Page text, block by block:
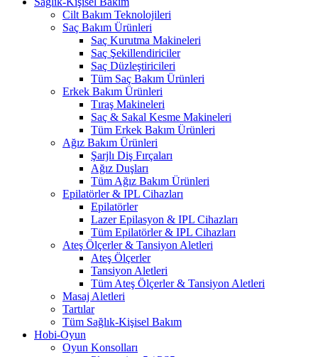
Cilt Bakım Teknolojileri
Saç Bakım Ürünleri
Saç Kurutma Makineleri
Saç Şekillendiriciler
Saç Düzleştiricileri
Tüm Saç Bakım Ürünleri
Erkek Bakım Ürünleri
Tıraş Makineleri
Saç & Sakal Kesme Makineleri
Tüm Erkek Bakım Ürünleri
Ağız Bakım Ürünleri
Şarjlı Diş Fırçaları
Ağız Duşları
Tüm Ağız Bakım Ürünleri
Epilatörler & IPL Cihazları
Epilatörler
Lazer Epilasyon & IPL Cihazları
Tüm Epilatörler & IPL Cihazları
Ateş Ölçerler & Tansiyon Aletleri
Ateş Ölçerler
Tansiyon Aletleri
Tüm Ateş Ölçerler & Tansiyon Aletleri
Masaj Aletleri
Tartılar
Tüm Sağlık-Kişisel Bakım
Hobi-Oyun
Oyun Konsolları